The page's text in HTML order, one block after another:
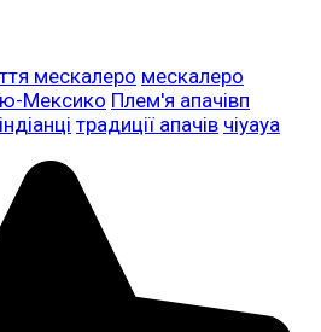
мескалеро мескалеро
Мексико Плем'я апачівп
традиції апачів чіуауа